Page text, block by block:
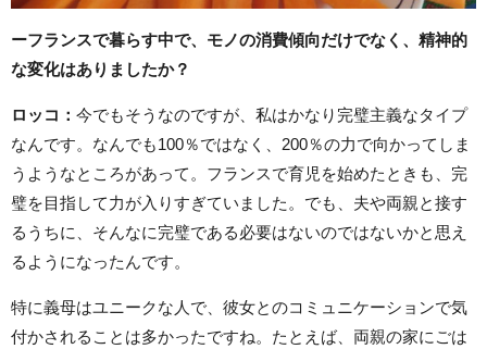
ーフランスで暮らす中で、モノの消費傾向だけでなく、精神的
な変化はありましたか？
ロッコ ： 今でもそうなのですが、私はかなり完璧主義なタイプ
なんです。なんでも100％ではなく、200％の力で向かってしま
うようなところがあって。フランスで育児を始めたときも、完
璧を目指して力が入りすぎていました。でも、夫や両親と接す
るうちに、そんなに完璧である必要はないのではないかと思え
るようになったんです。
特に義母はユニークな人で、彼女とのコミュニケーションで気
付かされることは多かったですね。たとえば、両親の家にごは